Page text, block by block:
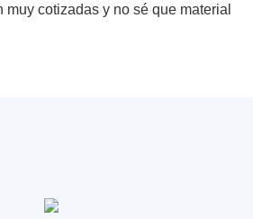
cotizadas y no sé que material